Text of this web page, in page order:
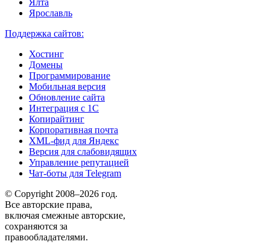
Ялта
Ярославль
Поддержка сайтов:
Хостинг
Домены
Программирование
Мобильная версия
Обновление сайта
Интеграция с 1С
Копирайтинг
Корпоративная почта
XML-фид для Яндекс
Версия для слабовидящих
Управление репутацией
Чат-боты для Telegram
© Copyright 2008–2026 год.
Все авторские права,
включая смежные авторские,
сохраняются за
правообладателями.